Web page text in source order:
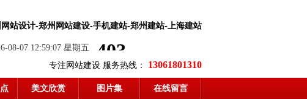
站设计-郑州网站建设-手机建站-郑州建站-上海建站
08-07 12:59:07 星期五
专注网站建设 服务热线： 13061801310
美文欣赏 图片集 在线留言